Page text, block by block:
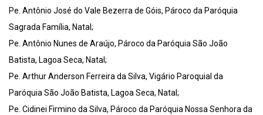
Pe. Antônio José do Vale Bezerra de Góis, Pároco da Paróquia
Sagrada Família, Natal;
Pe. Antônio Nunes de Araújo, Pároco da Paróquia São João
Batista, Lagoa Seca, Natal;
Pe. Arthur Anderson Ferreira da Silva, Vigário Paroquial da
Paróquia São João Batista, Lagoa Seca, Natal;
Pe. Cidinei Firmino da Silva, Pároco da Paróquia Nossa Senhora da